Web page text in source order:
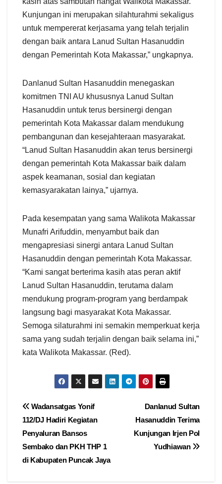
Kunjungan ini merupakan silahturahmi sekaligus
untuk mempererat kerjasama yang telah terjalin
dengan baik antara Lanud Sultan Hasanuddin
dengan Pemerintah Kota Makassar,” ungkapnya.
Danlanud Sultan Hasanuddin menegaskan
komitmen TNI AU khususnya Lanud Sultan
Hasanuddin untuk terus bersinergi dengan
pemerintah Kota Makassar dalam mendukung
pembangunan dan kesejahteraan masyarakat.
“Lanud Sultan Hasanuddin akan terus bersinergi
dengan pemerintah Kota Makassar baik dalam
aspek keamanan, sosial dan kegiatan
kemasyarakatan lainya,” ujarnya.
Pada kesempatan yang sama Walikota Makassar
Munafri Arifuddin, menyambut baik dan
mengapresiasi sinergi antara Lanud Sultan
Hasanuddin dengan pemerintah Kota Makassar.
“Kami sangat berterima kasih atas peran aktif
Lanud Sultan Hasanuddin, terutama dalam
mendukung program-program yang berdampak
langsung bagi masyarakat Kota Makassar.
Semoga silaturahmi ini semakin memperkuat kerja
sama yang sudah terjalin dengan baik selama ini,”
kata Walikota Makassar. (Red).
Navigasi
pos
Danlanud Sultan
Hasanuddin Terima
Kunjungan Irjen Pol
Yudhiawan
Wadansatgas Yonif
112/DJ Hadiri Kegiatan
Penyaluran Bansos
Sembako dan PKH THP 1
di Kabupaten Puncak Jaya